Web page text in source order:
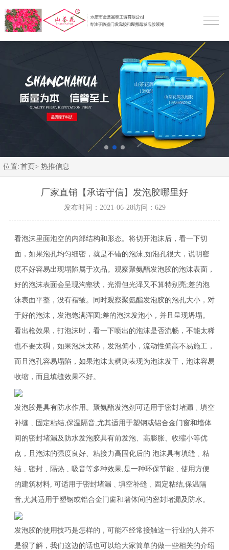
位置: 首页> 热推信息
厂家直销【承诺守信】发泡胶哪里好
发布时间：2021-06-28访问：629
看泡沫里面泡空的内部结构和形态。将切开泡沫后，看一下切
面，如果泡孔均匀细密，就是不错的泡沫;如泡孔很大，说明密
度不好容易出现塌陷属于次品。观察聚氨酯发泡胶的泡沫表面，
好的泡沫表面会呈现沟壑状，光滑但光泽又不算特别亮;差的泡
沫表面平整，没有褶皱。同时观察聚氨酯发泡胶的泡孔大小，对
于好的泡沫，发泡饱满浑圆;差的泡沫发泡小，并且呈现坍塌。
看出枪效果，打泡沫时，看一下喷出的泡沫是否流畅，不能太稀
也不要太稠，如果泡沫太稀，发泡偏小，流动性偏高不易施工，
而且泡孔容易塌陷，如果泡沫太稠则表现为泡沫发干，泡沫容易
收缩，而且填缝效果不好。
发泡胶是具有防水作用。聚氨酯发泡剂可适用于密封堵漏﹑填空
补缝﹑固定粘结,保温隔音,尤其适用于塑钢或铝合金门窗和墙体
间的密封堵漏及防水发泡胶具有前发泡、高膨胀、收缩小等优
点，且泡沫的强度良好、粘接力高固化后的 泡沫具有填缝﹑粘
结﹑密封﹑隔热﹑吸音等多种效果,是一种环保节能﹑使用方便
的建筑材料, 可适用于密封堵漏﹑填空补缝﹑固定粘结,保温隔
音,尤其适用于塑钢或铝合金门窗和墙体间的密封堵漏及防水。
发泡胶的使用技巧是怎样的，可能不经常接触这一行业的人并不
是很了解，我们这边的话也可以给大家简单的做一些相关的介绍